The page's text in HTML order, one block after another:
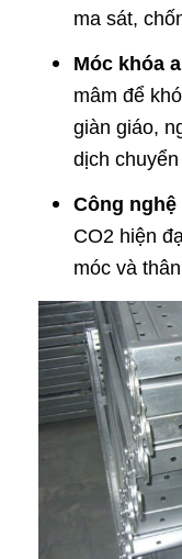
ma sát,
Móc khóa
mâm để
giàn giáo,
dịch
Công nghệ
CO2 hiện
móc và